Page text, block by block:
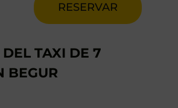
RESERVAR
TAXI DE 7
BEGUR